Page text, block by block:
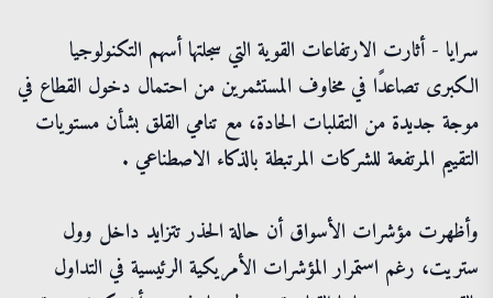
سرايا - أثارت الارتفاعات القوية التي سجلتها أسهم التكنولوجيا
الكبرى تصاعدًا في مخاوف المستثمرين من احتمال دخول القطاع في
موجة جديدة من التقلبات الحادة، مع تنامي القلق بشأن مستويات
التقييم المرتفعة للشركات المرتبطة بالذكاء الاصطناعي .
وأظهرت مؤشرات الأسواق أن حالة الحذر تتزايد داخل وول
ستريت، رغم استمرار المؤشرات الأمريكية الرئيسية في التداول